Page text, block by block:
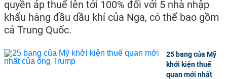
quyền áp thuế lên tới 100% đối với 5 nhà nhập
khẩu hàng đầu dầu khí của Nga, có thể bao gồm
cả Trung Quốc.
25 bang của Mỹ
khởi kiện thuế
quan mới nhất